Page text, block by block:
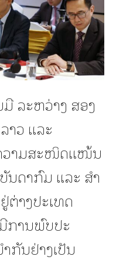
ລະຫວ່າງ ສອງ
າວ ແລະ
ວາມສະໜິດແໜ້ນ
ນດາກົມ ແລະ ສໍາ
າງປະເທດ
ການພົບປະ
ກັນຢ່າງເປັນ